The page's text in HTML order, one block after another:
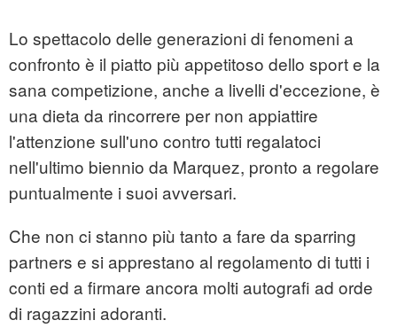
Lo spettacolo delle generazioni di fenomeni a
confronto è il piatto più appetitoso dello sport e la
sana competizione, anche a livelli d'eccezione, è
una dieta da rincorrere per non appiattire
l'attenzione sull'uno contro tutti regalatoci
nell'ultimo biennio da Marquez, pronto a regolare
puntualmente i suoi avversari.
Che non ci stanno più tanto a fare da sparring
partners e si apprestano al regolamento di tutti i
conti ed a firmare ancora molti autografi ad orde
di ragazzini adoranti.